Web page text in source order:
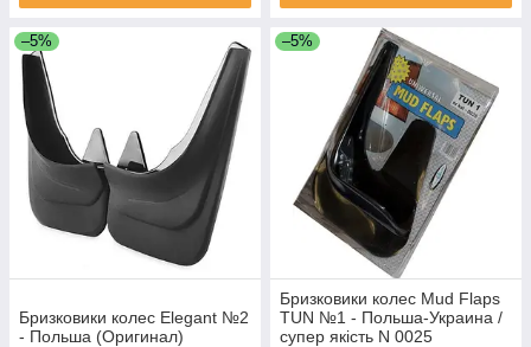
–5%
Бризковики колес Elegant №2
- Польша (Оригинал)
–5%
Бризковики колес Mud Flaps
TUN №1 - Польша-Украина /
супер якість N 0025